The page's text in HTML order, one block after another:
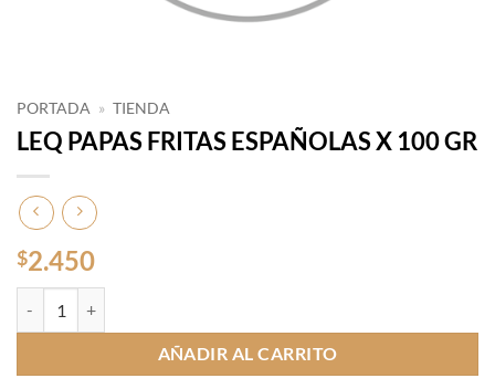
PORTADA » TIENDA
LEQ PAPAS FRITAS ESPAÑOLAS X 100 GR
$2.450
AÑADIR AL CARRITO